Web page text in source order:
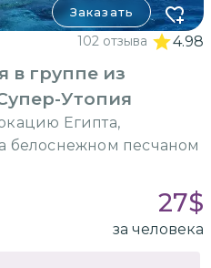
Заказать
102 отзыва 4.98
в группе из
Утопия
Египта,
белоснежном песчаном
27$
за человека